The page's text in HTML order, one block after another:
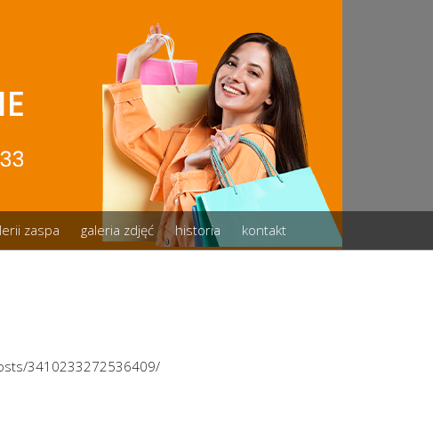
zaspa galeria zdjęć historia
kontakt
3410233272536409/